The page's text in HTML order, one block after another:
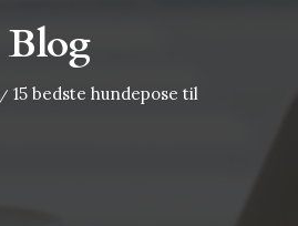
Blog
/ 15 bedste hundepose til